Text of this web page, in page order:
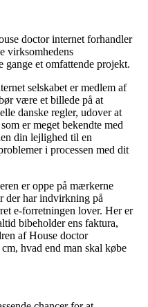
doctor internet forhandler
virksomhedens
gange et omfattende projekt.
selskabet er medlem af
være et billede på at
danske regler, udover at
er meget bekendte med
din lejlighed til en
i processen med dit
er oppe på mærkerne
der har indvirkning på
e-forretningen lover. Her er
bibeholder ens faktura,
af House doctor
hvad end man skal købe